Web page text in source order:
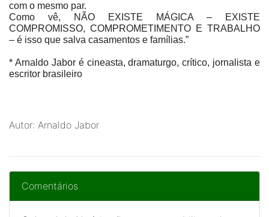
com o mesmo par.
Como vê, NÃO EXISTE MÁGICA – EXISTE
COMPROMISSO, COMPROMETIMENTO E TRABALHO
– é isso que salva casamentos e famílias.”
* Arnaldo Jabor é cineasta, dramaturgo, crítico, jornalista e
escritor brasileiro
Autor: Arnaldo Jabor
Comentários